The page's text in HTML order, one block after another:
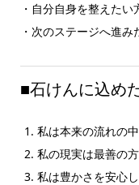
・自分自身を整えたい
・次のステージへ進み
■石けんに込め
私は本来の流れの
私の現実は最善の
私は豊かさを安心